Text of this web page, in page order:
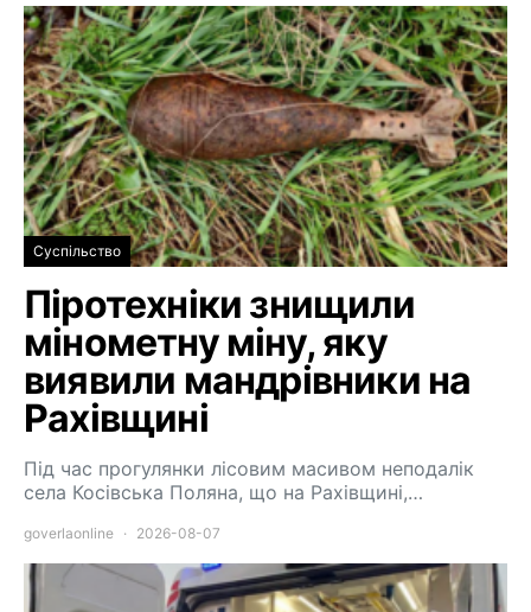
Суспільство
Піротехніки знищили
мінометну міну, яку
виявили мандрівники на
Рахівщині
Під час прогулянки лісовим масивом неподалік
села Косівська Поляна, що на Рахівщині,…
goverlaonline 2026-08-07